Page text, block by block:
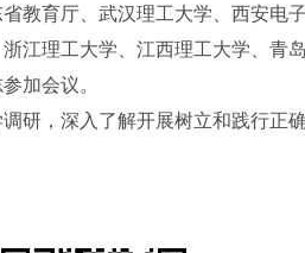
育厅、武汉理工大学、西安电
江理工大学、江西理工大学、青
加会议。
，深入了解开展树立和践行正